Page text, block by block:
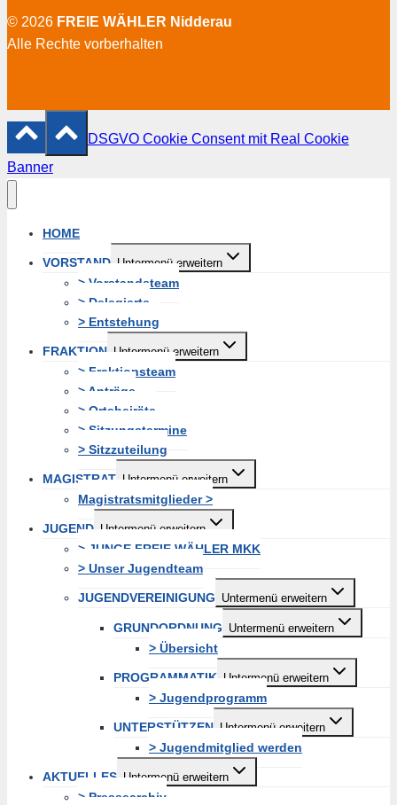
© 2026 FREIE WÄHLER Nidderau
Alle Rechte vorberhalten
DSGVO Cookie Consent mit Real Cookie
Banner
HOME
VORSTAND Untermenü erweitern
> Vorstandsteam
> Delegierte
> Entstehung
FRAKTION Untermenü erweitern
> Fraktionsteam
> Anträge
> Ortsbeiräte
> Sitzungstermine
> Sitzzuteilung
MAGISTRAT Untermenü erweitern
Magistratsmitglieder >
JUGEND Untermenü erweitern
> JUNGE FREIE WÄHLER MKK
> Unser Jugendteam
JUGENDVEREINIGUNG Untermenü erweitern
GRUNDORDNUNG Untermenü erweitern
> Übersicht
PROGRAMMATIK Untermenü erweitern
> Jugendprogramm
UNTERSTÜTZEN Untermenü erweitern
> Jugendmitglied werden
AKTUELLES Untermenü erweitern
> Pressearchiv